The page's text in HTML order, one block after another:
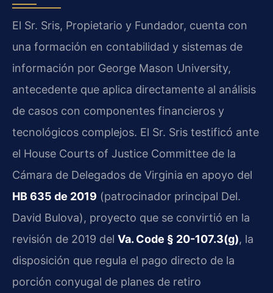
El Sr. Sris, Propietario y Fundador, cuenta con
una formación en contabilidad y sistemas de
información por George Mason University,
antecedente que aplica directamente al análisis
de casos con componentes financieros y
tecnológicos complejos. El Sr. Sris testificó ante
el House Courts of Justice Committee de la
Cámara de Delegados de Virginia en apoyo del
HB 635 de 2019 (patrocinador principal Del.
David Bulova), proyecto que se convirtió en la
revisión de 2019 del Va. Code § 20-107.3(g), la
disposición que regula el pago directo de la
porción conyugal de planes de retiro